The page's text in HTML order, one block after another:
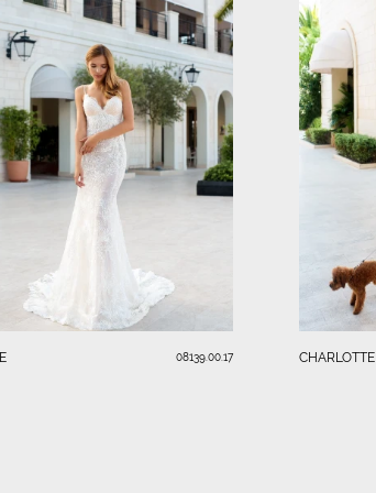
08139.00.17 CHARLOTTE